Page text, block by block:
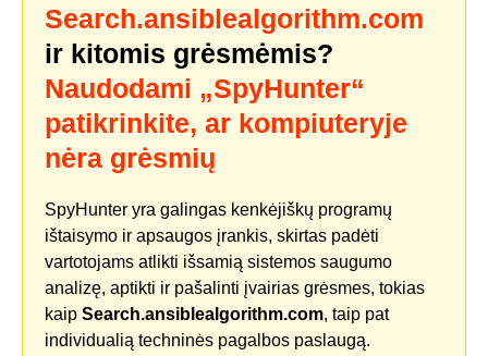
Search.ansiblealgorithm.com
ir kitomis grėsmėmis?
Naudodami „SpyHunter“
patikrinkite, ar kompiuteryje
nėra grėsmių
SpyHunter yra galingas kenkėjiškų programų
ištaisymo ir apsaugos įrankis, skirtas padėti
vartotojams atlikti išsamią sistemos saugumo
analizę, aptikti ir pašalinti įvairias grėsmes, tokias
kaip Search.ansiblealgorithm.com, taip pat
individualią techninės pagalbos paslaugą.